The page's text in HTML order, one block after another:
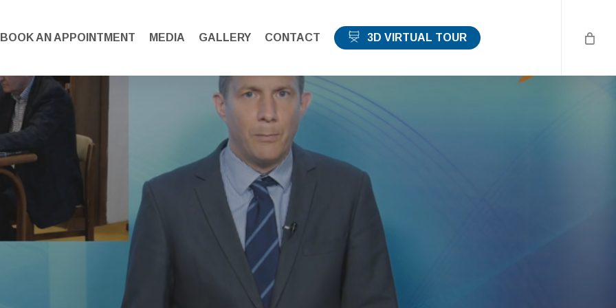
BOOK AN APPOINTMENT MEDIA GALLERY CONTACT 3D VIRTUAL TOUR